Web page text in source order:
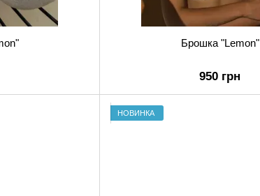
Брошка "Lemon"
950 грн
НОВИНКА